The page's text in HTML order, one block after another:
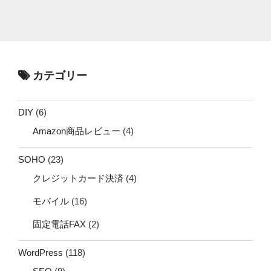
カテゴリー
DIY (6)
Amazon商品レビュー (4)
SOHO (23)
クレジットカード決済 (4)
モバイル (16)
固定電話FAX (2)
WordPress (118)